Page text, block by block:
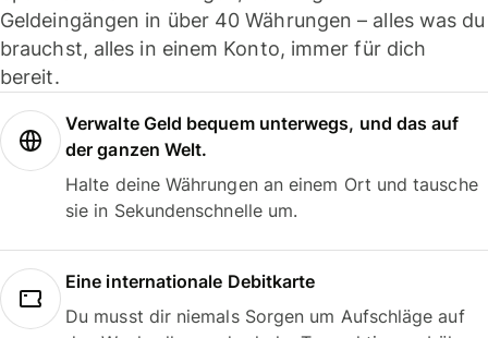
Geldeingängen in über 40 Währungen – alles was du
brauchst, alles in einem Konto, immer für dich
bereit.
Verwalte Geld bequem unterwegs, und das auf
der ganzen Welt.
Halte deine Währungen an einem Ort und tausche
sie in Sekundenschnelle um.
Eine internationale Debitkarte
Du musst dir niemals Sorgen um Aufschläge auf